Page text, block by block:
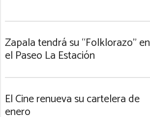
Zapala tendrá su “Folklorazo” en
el Paseo La Estación
El Cine renueva su cartelera de
enero